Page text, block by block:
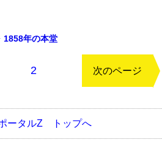
1858年の本堂
2 次のページ
ータルZ トップへ